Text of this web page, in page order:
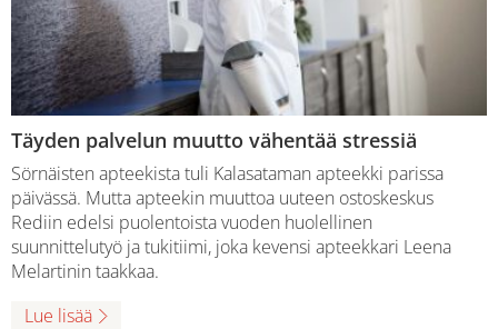
Täyden palvelun muutto vähentää stressiä
Sörnäisten apteekista tuli Kalasataman apteekki parissa
päivässä. Mutta apteekin muuttoa uuteen ostoskeskus
Rediin edelsi puolentoista vuoden huolellinen
suunnittelutyö ja tukitiimi, joka kevensi apteekkari Leena
Melartinin taakkaa.
Lue lisää